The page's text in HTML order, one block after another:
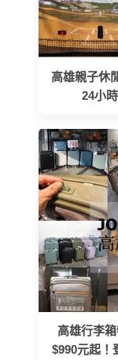
高雄親子休
24小
高雄行李
$990元起！